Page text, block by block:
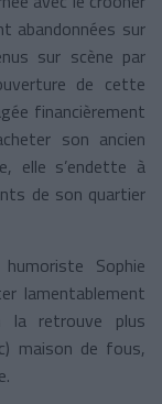
abandonnées sur
sur scène par
de cette
financièrement
son ancien
elle s’endette à
de son quartier
Sophie
lamentablement
la retrouve plus
maison de fous,